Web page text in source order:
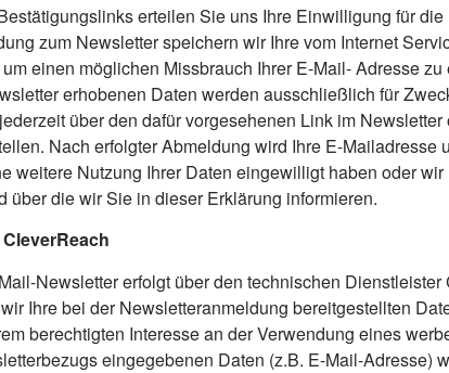
erteilen Sie uns Ihre Einwilligung für
zum Newsletter speichern wir Ihre vom Internet
einen möglichen Missbrauch Ihrer E-Mail- Adresse
erhobenen Daten werden ausschließlich für
über den dafür vorgesehenen Link im
Nach erfolgter Abmeldung wird Ihre E-
weitere Nutzung Ihrer Daten eingewilligt haben oder
über die wir Sie in dieser Erklärung informieren.
Newsletter erfolgt über den technischen
Ihre bei der Newsletteranmeldung bereitgestellten
berechtigten Interesse an der Verwendung eines
eingegebenen Daten (z.B. E-Mail-Adresse)